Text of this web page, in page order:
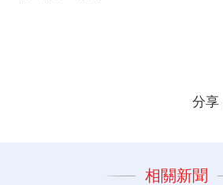
分享
相關新聞